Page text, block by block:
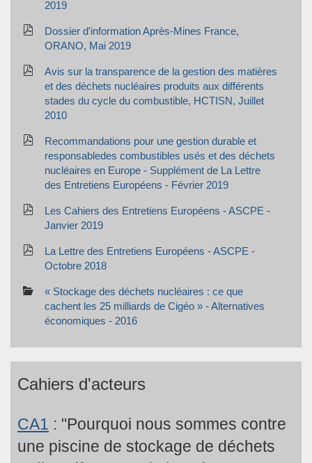
2019
Dossier d'information Après-Mines France,
ORANO, Mai 2019
Avis sur la transparence de la gestion des matières
et des déchets nucléaires produits aux différents
stades du cycle du combustible, HCTISN, Juillet
2010
Recommandations pour une gestion durable et
responsabledes combustibles usés et des déchets
nucléaires en Europe - Supplément de La Lettre
des Entretiens Européens - Février 2019
Les Cahiers des Entretiens Européens - ASCPE -
Janvier 2019
La Lettre des Entretiens Européens - ASCPE -
Octobre 2018
« Stockage des déchets nucléaires : ce que
cachent les 25 milliards de Cigéo » - Alternatives
économiques - 2016
Cahiers d'acteurs
CA1 : "Pourquoi nous sommes contre
une piscine de stockage de déchets